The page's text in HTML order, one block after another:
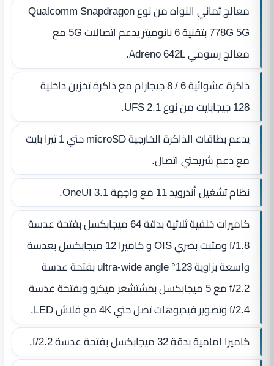
معالج ثماني النواه من نوع Qualcomm Snapdragon
778G 5G بتقنية 6 نانوميتر يدعم اتصالات 5G مع
معالج رسومي Adreno 642L.
ذاكرة عشوائية 6 / 8 جيجارام مع ذاكرة تخزين داخلية
128 جيجابايت من نوع UFS 2.1.
يدعم بطاقات الذاكرة الخارجية microSD حتي 1 تيرا بايت
مع دعم شريحتي اتصال.
نظام تشغيل أندرويد 11 مع واجهة OneUI 3.1.
كاميرات خلفية ثلاثية بدقة 64 ميجابكسل بفتحة عدسة
f/1.8 ومثبت بصري OIS و كاميرا 12 ميجابكسل بعدسة
واسعة بزاوية 123° ultra-wide angle بفتحة عدسة
f/2.2 مع 5 ميجابكسل بمشتشعر ميكرو وبفتحة عدسة
f/2.4 وتصوير فيديوهات تصل حتي 4K مع فلاش LED.
كاميرا امامية بدقة 32 ميجابكسل بفتحة عدسة f/2.2.